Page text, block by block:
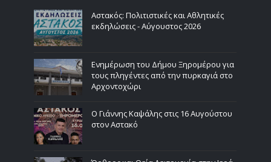
Αστακός: Πολιτιστικές και Αθλητικές
εκδηλώσεις - Αύγουστος 2026
Ενημέρωση του Δήμου Ξηρομέρου για
τους πληγέντες από την πυρκαγιά στο
Αρχοντοχώρι
Ο Γιάννης Καψάλης στις 16 Αυγούστου
στον Αστακό